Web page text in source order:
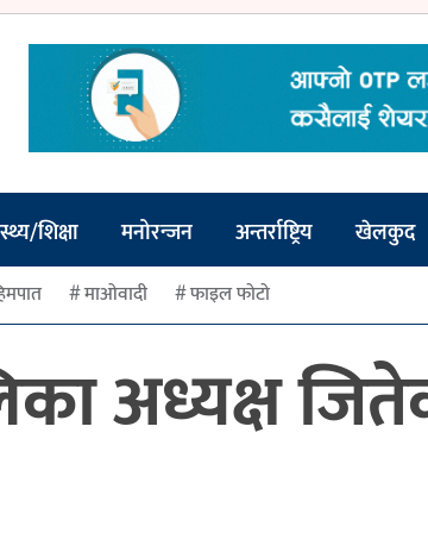
शिक्षा मनोरन्जन अन्तर्राष्ट्रिय
खेलकुद
माओवादी फाइल फोटो
अध्यक्ष